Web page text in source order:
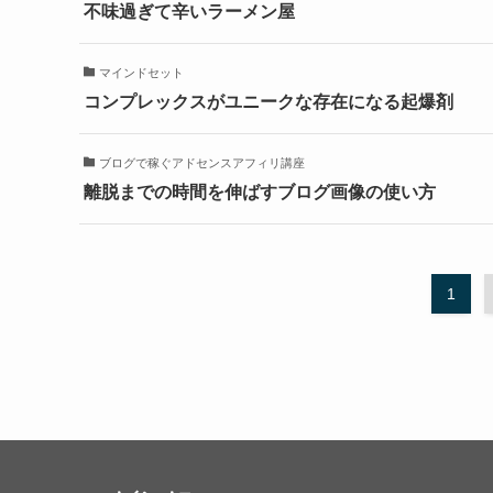
不味過ぎて辛いラーメン屋
マインドセット
コンプレックスがユニークな存在になる起爆剤
ブログで稼ぐアドセンスアフィリ講座
離脱までの時間を伸ばすブログ画像の使い方
1